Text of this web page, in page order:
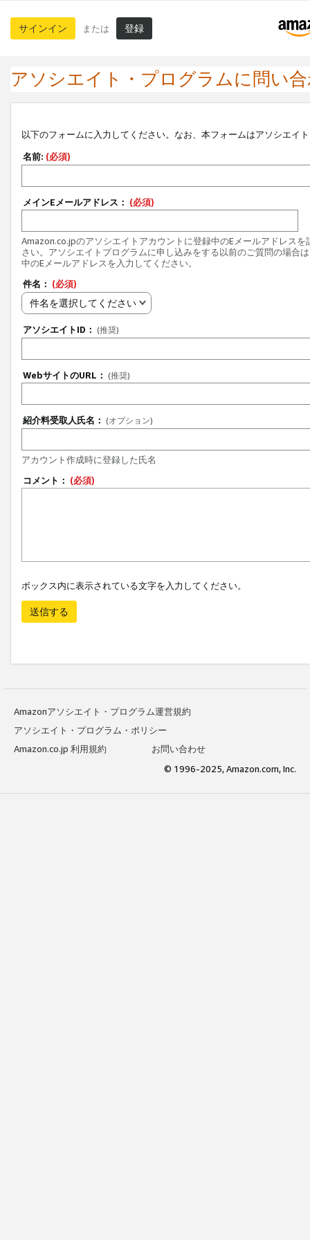
サインイン または 登録
アソシエイト・プログラムに問い
以下のフォームに入力してください。なお、本フォームはアソシエイ
名前: (必須)
メインEメールアドレス： (必須)
Amazon.co.jpのアソシエイトアカウントに登録中のEメールアドレスを
さい。アソシエイトプログラムに申し込みをする以前のご質問の場合
中のEメールアドレスを入力してください。
件名： (必須)
件名を選択してください
アソシエイトID： (推奨)
WebサイトのURL： (推奨)
紹介料受取人氏名： (オプション)
アカウント作成時に登録した氏名
コメント： (必須)
ボックス内に表示されている文字を入力してください。
送信する
Amazonアソシエイト・プログラム運営規約
アソシエイト・プログラム・ポリシー
Amazon.co.jp 利用規約
お問い合わせ
© 1996-2025, Amazon.com, Inc.